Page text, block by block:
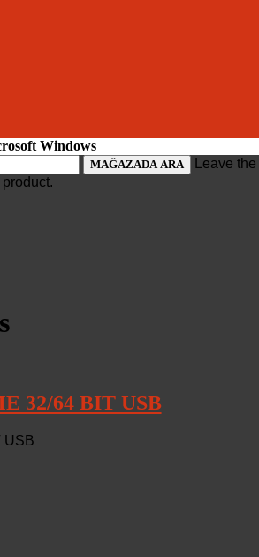
Windows
Leave
32/64 BIT USB
USB